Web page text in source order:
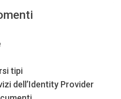
tipi
dell’Identity Provider